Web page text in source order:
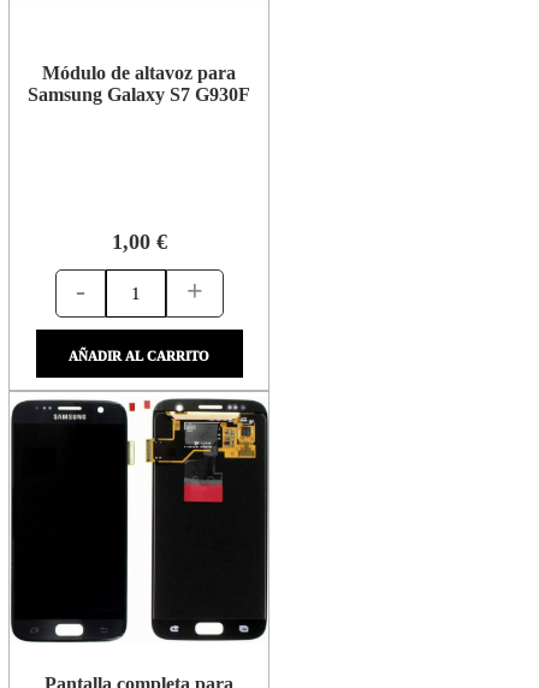
Módulo de altavoz para
Samsung Galaxy S7 G930F
1,00 €
- +
AÑADIR AL CARRITO